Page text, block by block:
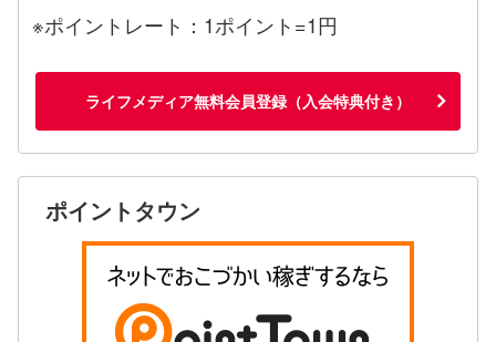
※ポイントレート：1ポイント=1円
ライフメディア無料会員登録（入会特典付き）
ポイントタウン